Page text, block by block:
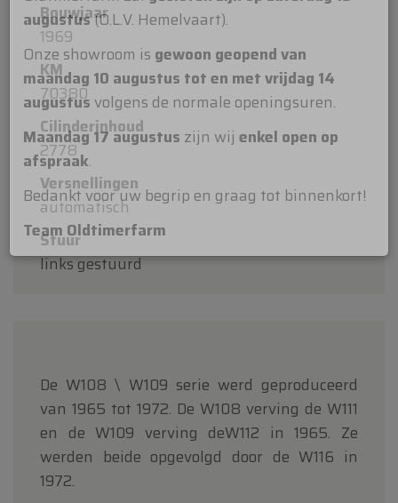
Bouwjaar
1969
KM
70380
Cilinderinhoud
2778
Versnellingen
automatisch
Stuur
links gestuurd
De W108 \ W109 serie werd geproduceerd
van 1965 tot 1972. De W108 verving de W111
en de W109 verving deW112 in 1965. Ze
werden beide opgevolgd door de W116 in
1972.
Beste klanten,
Oldtimerfarm zalgesloten zijn op zaterdag 15
augustus (O.L.V. Hemelvaart).
Onze showroom isgewoon geopend van
maandag 10 augustus tot en met vrijdag 14
augustus
Maandag 17 augustuszijn wijenkel open op
afspraak.
Bedankt voor uw begrip en graag tot binnenkort!